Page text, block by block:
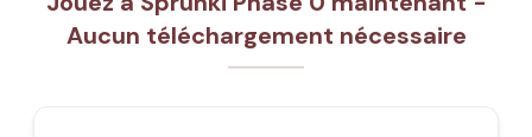
Aucun téléchargement nécessaire